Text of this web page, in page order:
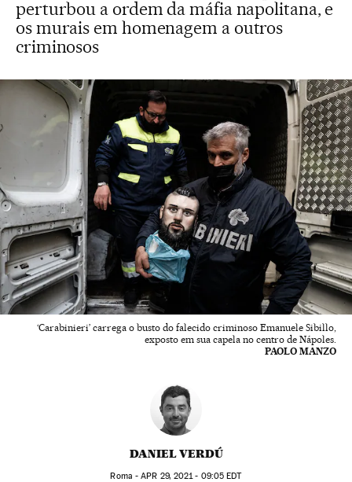
perturbou a ordem da máfia napolitana, e
os murais em homenagem a outros
criminosos
‘Carabinieri’ carrega o busto do falecido criminoso Emanuele Sibillo,
exposto em sua capela no centro de Nápoles.
PAOLO MANZO
DANIEL VERDÚ
Roma -APR 29, 2021 - 09:05 EDT